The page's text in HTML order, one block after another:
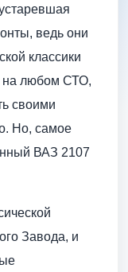
ведь они
классики
на любом СТО,
своими
Но, самое
ВАЗ 2107
Завода, и